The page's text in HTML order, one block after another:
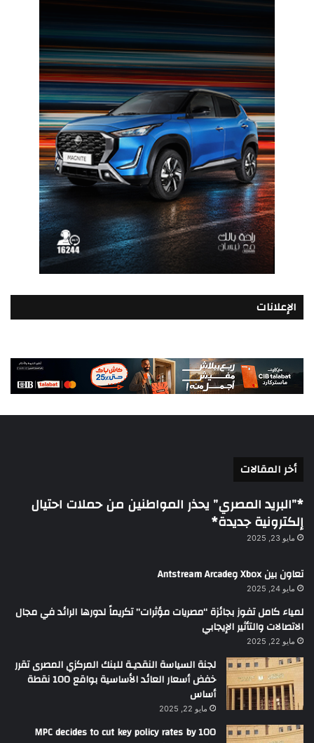
الإعلانات
أخر المقالات
*”البريد المصري” يحذر المواطنين من حملات احتيال
إلكترونية جديدة*
مايو 23, 2025
تعاون بين Xbox وAntstream Arcade
مايو 24, 2025
لمياء كامل تفوز بجائزة “مصريات مؤثرات” تكريماً لدورها الرائد في مجال
الاتصالات والتأثير الإيجابي
مايو 22, 2025
لجنة السياسة النقديـة للبنك المركزي المصرى تقرر
خفض أسعار العائد الأساسية بواقع 100 نقطة
أساس
مايو 22, 2025
MPC decides to cut key policy rates by 100